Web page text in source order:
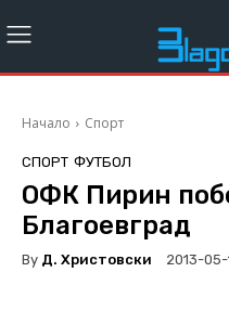
Начало Спорт
СПОРТ ФУТБОЛ
ОФК Пирин
Благоевград
By Д. Христовски 2013-05-